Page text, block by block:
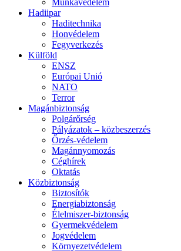
Munkavédelem
Hadiipar
Haditechnika
Honvédelem
Fegyverkezés
Külföld
ENSZ
Európai Unió
NATO
Terror
Magánbiztonság
Polgárőrség
Pályázatok – közbeszerzés
Őrzés-védelem
Magánnyomozás
Céghírek
Oktatás
Közbiztonság
Biztosítók
Energiabiztonság
Élelmiszer-biztonság
Gyermekvédelem
Jogvédelem
Környezetvédelem